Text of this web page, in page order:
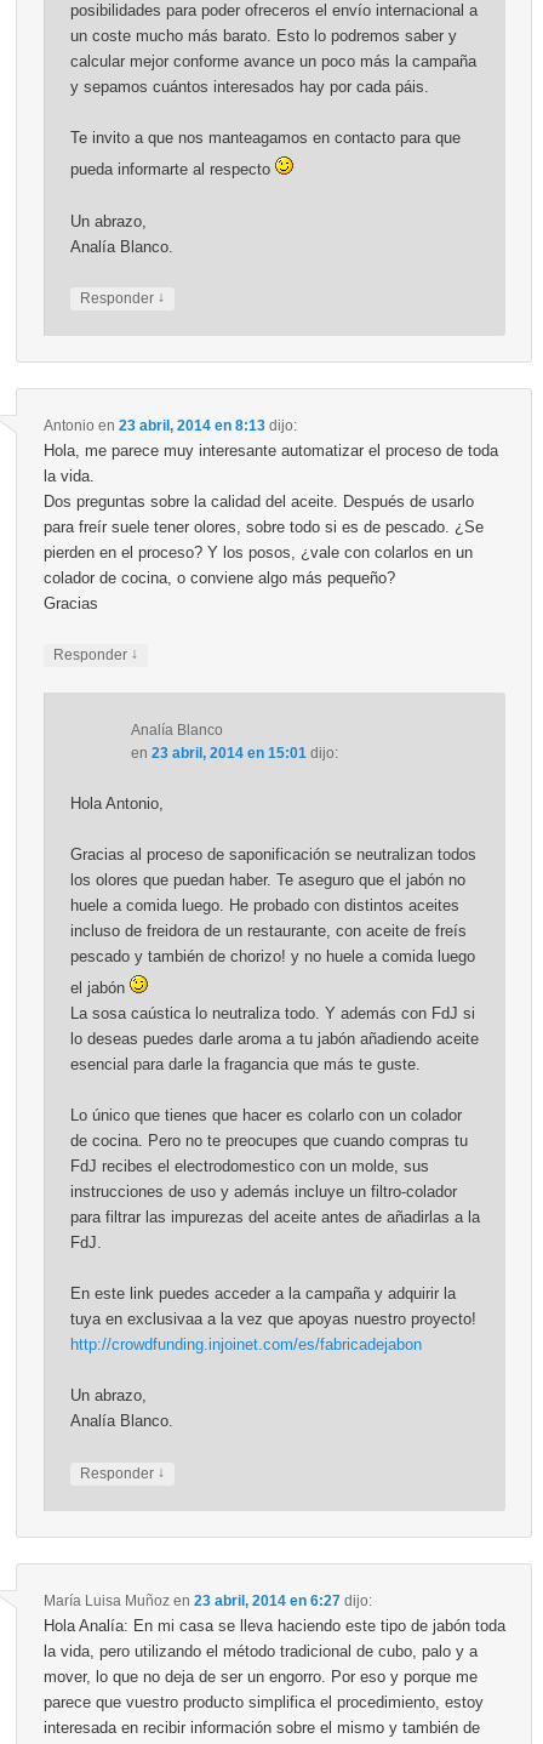
posibilidades para poder ofreceros el envío internacional a
un coste mucho más barato. Esto lo podremos saber y
calcular mejor conforme avance un poco más la campaña
y sepamos cuántos interesados hay por cada páis.
Te invito a que nos manteagamos en contacto para que
pueda informarte al respecto
Un abrazo,
Analía Blanco.
Responder ↓
Antonio en 23 abril, 2014 en 8:13 dijo:
Hola, me parece muy interesante automatizar el proceso de toda
la vida.
Dos preguntas sobre la calidad del aceite. Después de usarlo
para freír suele tener olores, sobre todo si es de pescado. ¿Se
pierden en el proceso? Y los posos, ¿vale con colarlos en un
colador de cocina, o conviene algo más pequeño?
Gracias
Responder ↓
Analía Blanco
en 23 abril, 2014 en 15:01 dijo:
Hola Antonio,
Gracias al proceso de saponificación se neutralizan todos
los olores que puedan haber. Te aseguro que el jabón no
huele a comida luego. He probado con distintos aceites
incluso de freidora de un restaurante, con aceite de freís
pescado y también de chorizo! y no huele a comida luego
el jabón
La sosa caústica lo neutraliza todo. Y además con FdJ si
lo deseas puedes darle aroma a tu jabón añadiendo aceite
esencial para darle la fragancia que más te guste.
Lo único que tienes que hacer es colarlo con un colador
de cocina. Pero no te preocupes que cuando compras tu
FdJ recibes el electrodomestico con un molde, sus
instrucciones de uso y además incluye un filtro-colador
para filtrar las impurezas del aceite antes de añadirlas a la
FdJ.
En este link puedes acceder a la campaña y adquirir la
tuya en exclusivaa a la vez que apoyas nuestro proyecto!
http://crowdfunding.injoinet.com/es/fabricadejabon
Un abrazo,
Analía Blanco.
Responder ↓
María Luisa Muñozen 23 abril, 2014 en 6:27 dijo:
Hola Analía: En mi casa se lleva haciendo este tipo de jabón toda
la vida, pero utilizando el método tradicional de cubo, palo y a
mover, lo que no deja de ser un engorro. Por eso y porque me
parece que vuestro producto simplifica el procedimiento, estoy
interesada en recibir información sobre el mismo y también de